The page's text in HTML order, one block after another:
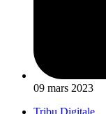
09 mars 2023
Tribu Digitale